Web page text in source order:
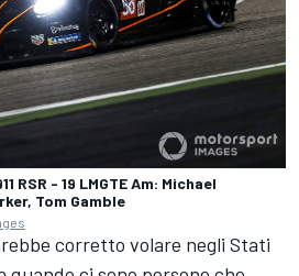
RSR - 19 LMGTE Am: Michael
Tom Gamble
corretto volare negli Stati